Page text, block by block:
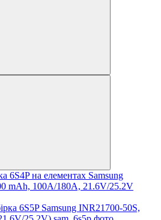
6S4P на елементах Samsung
mAh, 100A/180A, 21.6V/25.2V